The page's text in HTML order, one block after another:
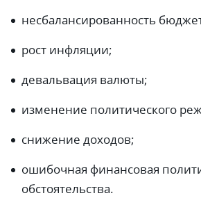
несбалансированность
рост инфляции;
девальвация валюты;
изменение политического
снижение доходов;
ошибочная финансовая
обстоятельства.